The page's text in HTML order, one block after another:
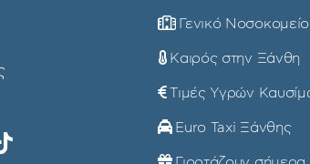
Γενικό
Καιρός στην Ξάνθη
Τιμές Υγρών
Euro Taxi Ξάνθης